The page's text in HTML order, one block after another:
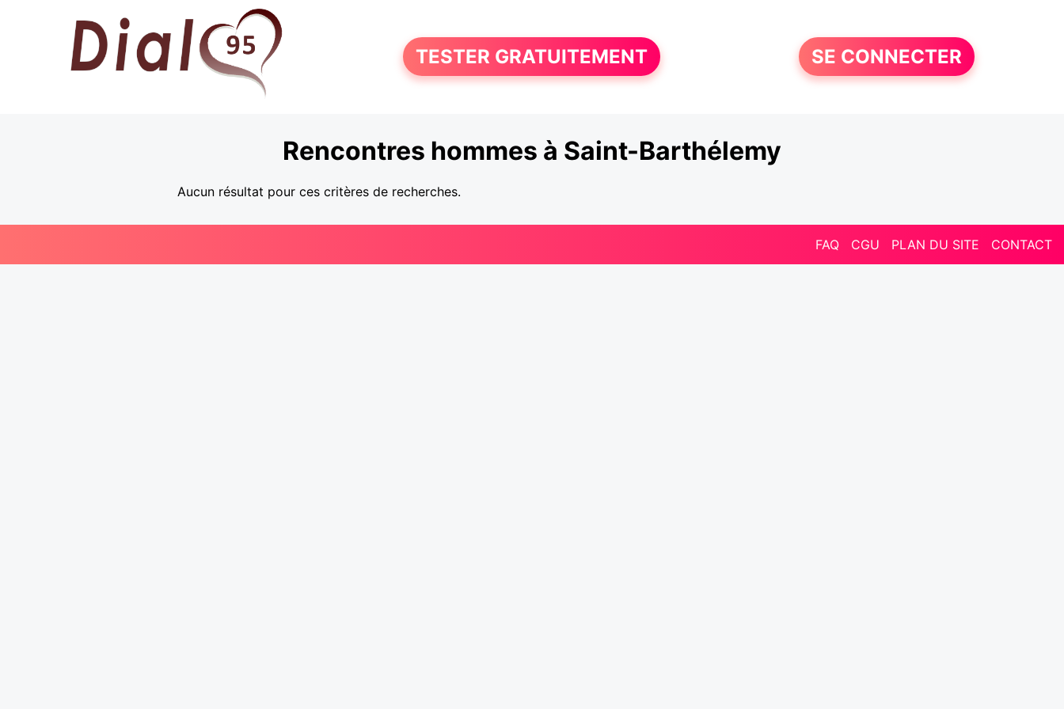
TESTER GRATUITEMENT SE CONNECTER
Rencontres hommes à Saint-Barthélemy
Aucun résultat pour ces critères de recherches.
FAQ CGU PLAN DU SITE CONTACT